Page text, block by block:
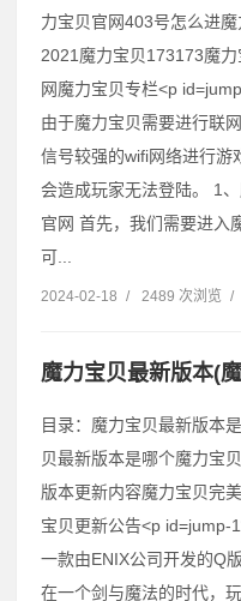
力宝贝官网403号怎么进
2021魔力宝贝173173魔
网魔力宝贝专栏˂p
由于魔力宝贝需要进行联
信号较强的wifi网络进行游
会造成玩家无法登陆。 1
官网 首先，我们需要进入
可...
2024-02-18 / 2489 次浏览 /
魔力宝贝最新版本(
目录：魔力宝贝最新版本
贝最新版本是哪个魔力宝
版本更新内容魔力宝贝完
宝贝更新公告˂p id=jump-
一款由ENIX公司开发的Q
在一个剑与魔法的时代，